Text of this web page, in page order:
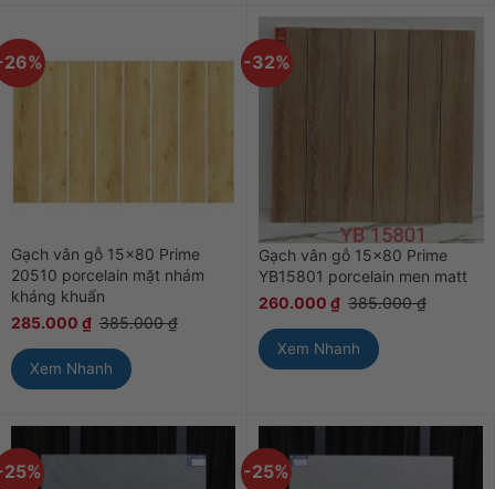
Gạch vân gỗ 15×80 Prime
20510 porcelain mặt nhám
kháng khuẩn
285.000 ₫ 385.000₫
Xem Nhanh
-32%
Gạch vân gỗ 15×80 Prime
YB15801 porcelain men matt
260.000 ₫ 385.000₫
Xem Nhanh
-25%